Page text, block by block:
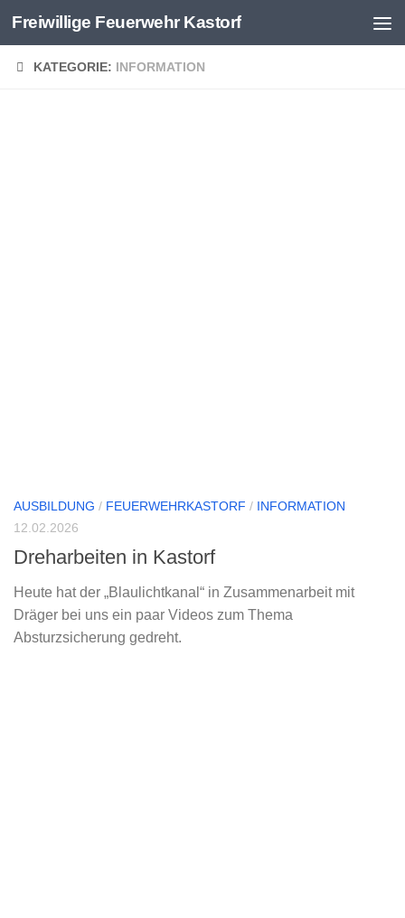
Zum Inhalt springen
Freiwillige Feuerwehr Kastorf
KATEGORIE: INFORMATION
AUSBILDUNG / FEUERWEHRKASTORF / INFORMATION
12.02.2026
Dreharbeiten in Kastorf
Heute hat der „Blaulichtkanal“ in Zusammenarbeit mit
Dräger bei uns ein paar Videos zum Thema
Absturzsicherung gedreht.